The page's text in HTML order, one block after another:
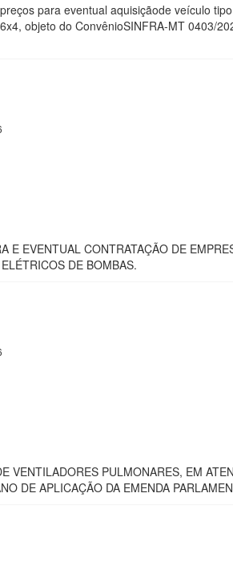
para eventual aquisiçãode veículo
objeto do ConvênioSINFRA-MT 0403/
E EVENTUAL CONTRATAÇÃO DE
DE BOMBAS.
VENTILADORES PULMONARES, EM
DE APLICAÇÃO DA EMENDA